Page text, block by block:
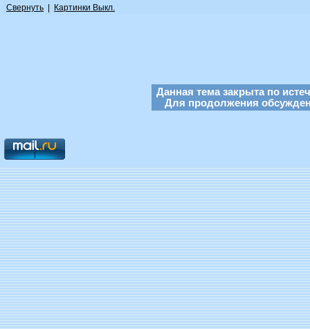
Свернуть Картинки Выкл.
Данная тема закрыта по
Для продолжения